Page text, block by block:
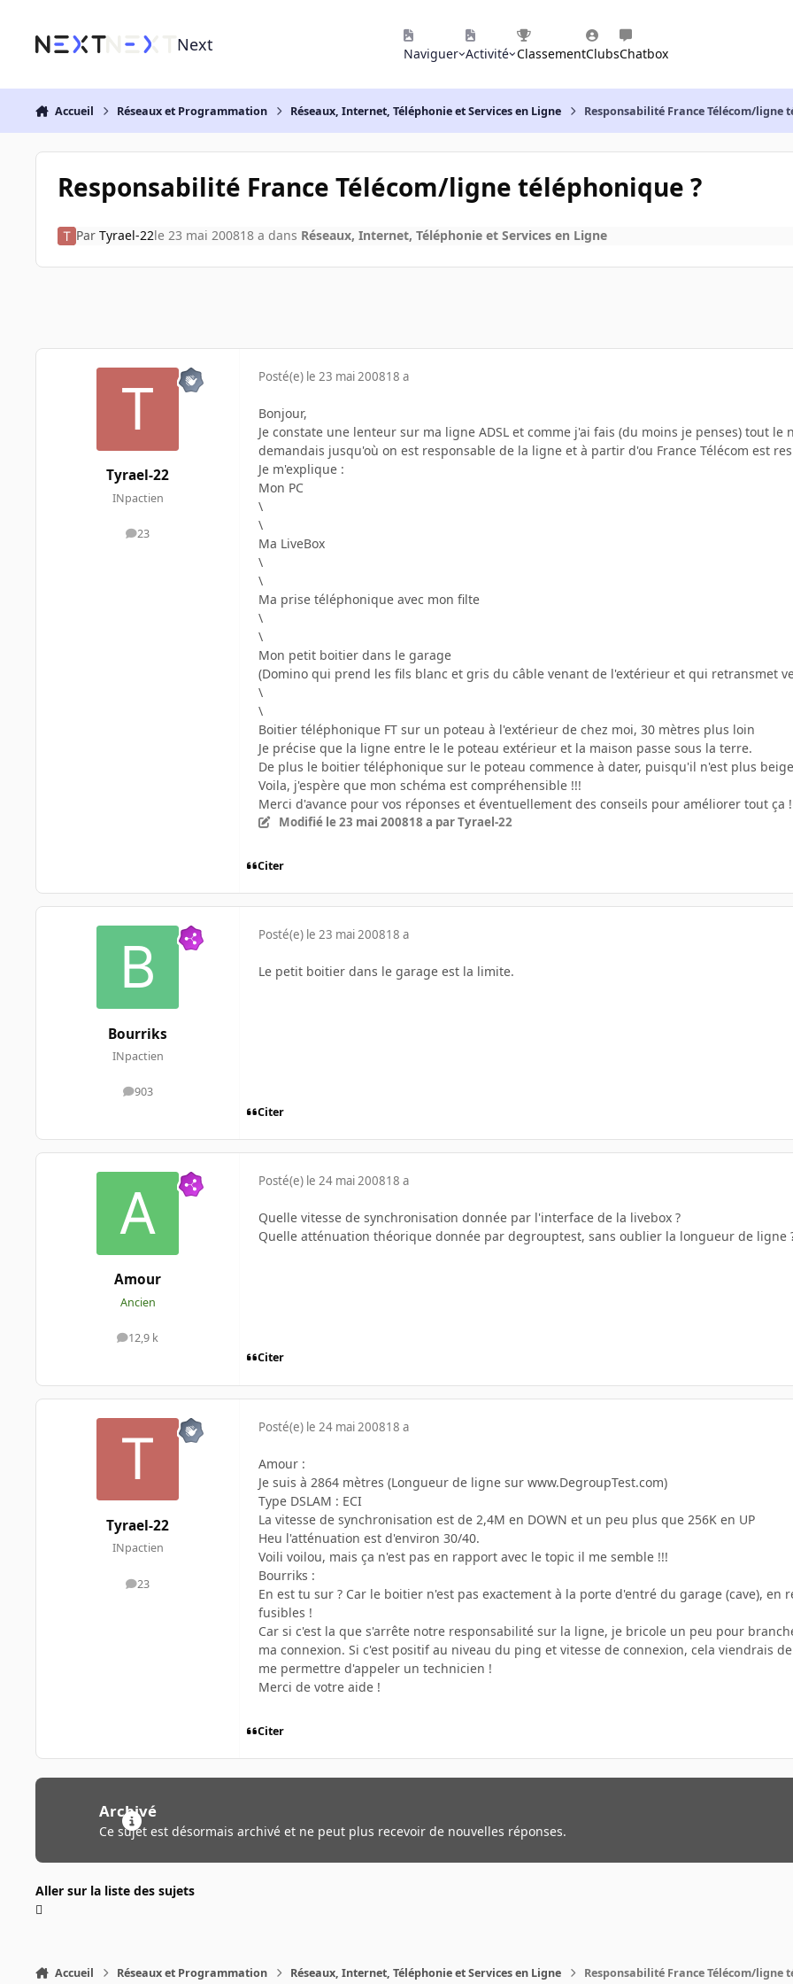
Next Naviguer Activité ClassementClubsChatbox
Accueil Réseaux et Programmation Réseaux, Internet, Téléphonie et Services en Ligne Responsabilité France Télécom/ligne
Responsabilité France Télécom/ligne téléphonique ?
Par Tyrael-22le 23 mai 200818 a dans Réseaux, Internet, Téléphonie et Services en Ligne
Tyrael-22
INpactien
23
messages
Posté(e) le 23 mai 200818 a
Bonjour,
Je constate une lenteur sur ma ligne ADSL et comme j'ai fais (du moins je penses) tout
demandais jusqu'où on est responsable de la ligne et à partir d'ou France Télécom est
Je m'explique :
Mon PC
\
\
Ma LiveBox
\
\
Ma prise téléphonique avec mon filte
\
\
Mon petit boitier dans le garage
(Domino qui prend les fils blanc et gris du câble venant de l'extérieur et qui retransmet
\
\
Boitier téléphonique FT sur un poteau à l'extérieur de chez moi, 30 mètres plus loin
Je précise que la ligne entre le le poteau extérieur et la maison passe sous la terre.
De plus le boitier téléphonique sur le poteau commence à dater, puisqu'il n'est plus
Voila, j'espère que mon schéma est compréhensible !!!
Merci d'avance pour vos réponses et éventuellement des conseils pour améliorer tout ça
Modifié le 23 mai 200818 a par Tyrael-22
Citer
Bourriks
INpactien
903
messages
Posté(e) le 23 mai 200818 a
Le petit boitier dans le garage est la limite.
Citer
Amour
Ancien
12,9 k
messages
Posté(e) le 24 mai 200818 a
Quelle vitesse de synchronisation donnée par l'interface de la livebox ?
Quelle atténuation théorique donnée par degrouptest, sans oublier la longueur de ligne
Citer
Tyrael-22
INpactien
23
messages
Posté(e) le 24 mai 200818 a
Amour :
Je suis à 2864 mètres (Longueur de ligne sur www.DegroupTest.com)
Type DSLAM : ECI
La vitesse de synchronisation est de 2,4M en DOWN et un peu plus que 256K en UP
Heu l'atténuation est d'environ 30/40.
Voili voilou, mais ça n'est pas en rapport avec le topic il me semble !!!
Bourriks :
En est tu sur ? Car le boitier n'est pas exactement à la porte d'entré du garage (cave),
fusibles !
Car si c'est la que s'arrête notre responsabilité sur la ligne, je bricole un peu pour
ma connexion. Si c'est positif au niveau du ping et vitesse de connexion, cela viendrais
me permettre d'appeler un technicien !
Merci de votre aide !
Citer
Archivé
Ce sujet est désormais archivé et ne peut plus recevoir de nouvelles réponses.
Aller sur la liste des sujets
Accueil Réseaux et Programmation Réseaux, Internet, Téléphonie et Services en Ligne Responsabilité France Télécom/ligne